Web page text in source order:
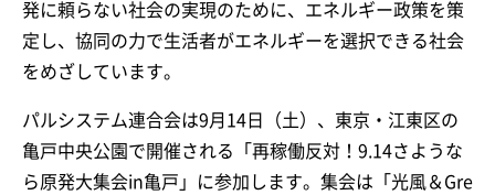
発に頼らない社会の実現のために、エネルギー政策を策
定し、協同の力で生活者がエネルギーを選択できる社会
をめざしています。
パルシステム連合会は9月14日（土）、東京・江東区の
亀戸中央公園で開催される「再稼働反対！9.14さような
ら原発大集会in亀戸」に参加します。集会は「光風＆Gre